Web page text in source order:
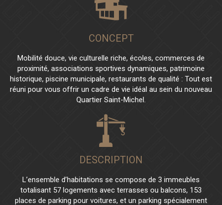
CONCEPT
Mobilité douce, vie culturelle riche, écoles, commerces de
proximité, associations sportives dynamiques, patrimoine
historique, piscine municipale, restaurants de qualité : Tout est
réuni pour vous offrir un cadre de vie idéal au sein du nouveau
Quartier Saint-Michel.
DESCRIPTION
L’ensemble d’habitations se compose de 3 immeubles
totalisant 57 logements avec terrasses ou balcons, 153
places de parking pour voitures, et un parking spécialement